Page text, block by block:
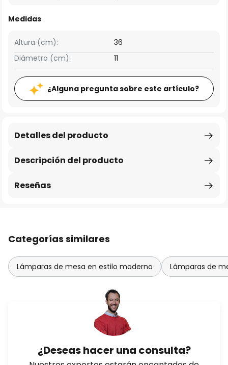
Medidas
Altura (cm):
36
Diámetro (cm):
11
¿Alguna pregunta sobre este artículo?
Descripción del producto
Detalles del producto
Reseñas
Categorías similares
Lámparas de mesa en estilo moderno Lámparas de
¿Deseas hacer una consulta?